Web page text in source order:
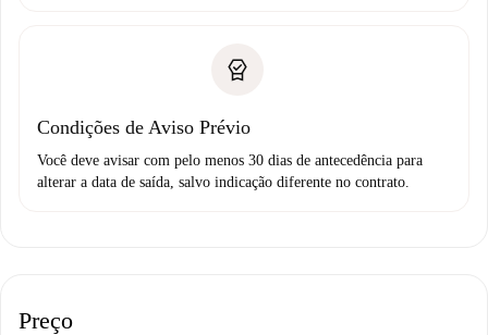
Condições de Aviso Prévio
Você deve avisar com pelo menos 30 dias de antecedência para
alterar a data de saída, salvo indicação diferente no contrato.
Preço